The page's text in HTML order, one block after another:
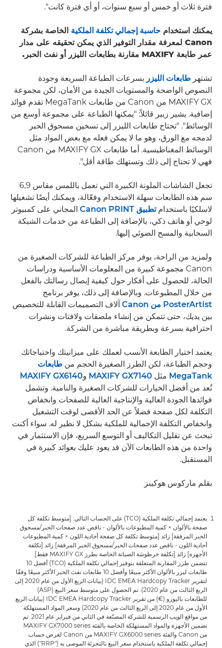
فترة ثلاث أو خمس أو سبع سنوات، أو أي فترة كانت".
يمكنك استخدام حاسبة إجمالي تكلفة الملكية الخاصة بشركة
Canon لمعرفة مقدار التوفير الذي يمكن تحقيقه على مدار
عمر طابعة MAXIFY مقارنة بطابعات الليزر أو نفث الحبر.
تشتهر طابعات الليزر بسرعات الطباعة السريعة وجودة
النصوص الواضحة والمستويات الجيدة من الأمان، لكن مجموعة
MAXIFY GX من Canon من طابعات MegaTank تقدم فوائد
إضافية. يشير زبير قائلاً: "يمكنها الطباعة على مجموعة أوسع من
الوسائط". "تحتاج طابعات الليزر إلى تسخين مسحوق الحبر
لدمجه مع الورق، وهو ما لا يمكن فعله مع بعض المواد مثل
الوسائط المغناطيسية. أما طابعات MAXIFY GX من Canon
فهي لا تحتاج إلى ذلك وتستهلك طاقة أقل".
تجعل الشاشات الملونة الكبيرة التي تعمل باللمس مقاس 6,9
سم هذه الطابعات سهلة الاستخدام وفعّالة، ويمكنك أيضًا تشغيلها
لاسلكيًا باستخدامتطبيق Canon PRINT
المجاني على كمبيوتر
لوحي أو هاتف ذكي، بالإضافة إلى الطباعة من خدمات الشبكة
السحابية والمسح الضوئي إليها.
ولمزيد من الراحة، يوفر مركز الطباعة للشركات الصغيرة من
Canon مجموعة كبيرة من المعلومات الأساسية ودراسات
الحالة، للحصول على أفكار حول كيفية إيصال رسالتك بالفعل
من خلال المطبوعات. وبالإضافة إلى ذلك، يوفر برنامج
PosterArtist من Canon
آلاف التصميمات القابلة للتخصيص
بين يديك، حتى تتمكن من إنشاء ملصقات ولافتات ونشرات
احترافية بسرعة وبطريقة مباشرة من الشركة.
يعتمد اختيار الطابعة الأنسب لعملك على ميزانيتك واحتياجاتك
وحجم الطباعة، لكن الطرز الصغيرة الحجم من طابعات
MegaTank مثل MAXIFY GX7140 وMAXIFY GX6140
تُعد من أفضل الخيارات للشركات الصغيرة والنامية. وتشمل
فوائدها الجودة العالية والإنتاجية العالية للصفحات وانخفاض
التكلفة لكل صفحة فضلاً عن الحد الأقصى لوقت التشغيل
وانخفاض التكلفة الإجمالية للملكية بشكل لا نظير له. سواء أكنت
تبحث عن تقليل التكاليف أو التوسع السريع، فإن الاستثمار في
واحدة من هذه الطابعات الآن قد يعود عليك بعوائد كبيرة في
المستقبل.
بقلم ماركوس هوكينز
يعتمد إجمالي تكلفة الملكية (TCO) على الحساب التالي: [متوسط تكلفة كل
صفحة بالألوان × كمية المطبوعات بالألوان - ناقص عدد صفحات الحبر/مسحوق
الحبر المرفقة] زائد [متوسط تكلفة كل صفحة أحادية اللون × كمية المطبوعات
أحادية اللون - ناقص عدد صفحات الحبر/مسحوق الحبر المرفقة] زائد [تكلفة
الأجهزة] زائد [تكلفة خرطوشة الصيانة الخاصة بطرز MAXIFY GX فقط].
تتضمن طرز المقارنة المتعلقة بتوفير إجمالي تكلفة الملكية (TCO) أفضل 10
طابعات ليزر بالألوان الأكثر مبيعًا وأفضل 10 طابعات نفث الحبر الأكثر مبيعًا وفقًا
لتقرير IDC EMEA Hardcopy Tracker (بيانات الربع الأول من عام 2020 إلى
الربع الثالث من عام 2020). تم الحصول على متوسط سعر البيع (ASP)
للطابعات باليورو (€) من تقرير IDC EMEA Hardcopy Tracker (بيانات الربع
الأول من عام 2020 إلى الربع الثالث من عام 2020) وسعر المواد المستهلكة
من مواقع الويب الرسمية للشركة المصنّعة في الثاني من فبراير عام 2021. تم
تضمين الأجهزة والمواد المستهلكة الخاصة بالفئة MAXIFY GX7000 series
من Canon والفئة MAXIFY GX6000 series من Canon لغرض حساب
إجمالي تكلفة الملكية باستخدام سعر البيع بالتجزئة الموصى به ("RRP") الذي